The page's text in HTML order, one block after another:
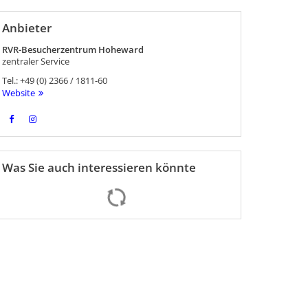
Anbieter
RVR-Besucherzentrum Hoheward
zentraler Service
Tel.:+49 (0) 2366 / 1811-60
Website
Was Sie auch interessieren könnte